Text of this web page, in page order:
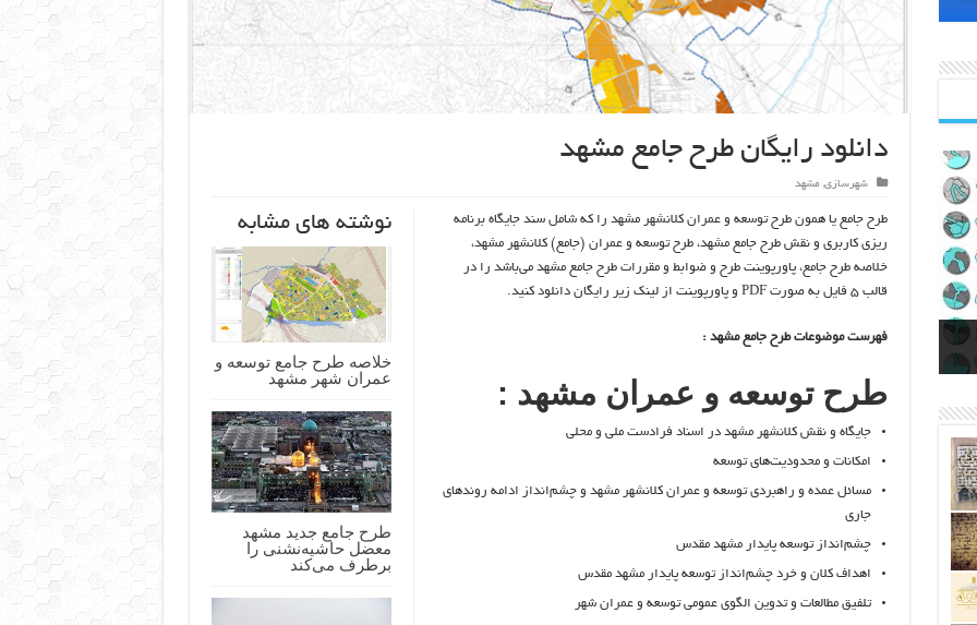
دانلود رایگان طرح جامع مشهد
شهرسازی, مشهد
نوشته های مشابه
خلاصه طرح جامع توسعه و
عمران شهر مشهد
طرح جامع جدید مشهد
معضل حاشیه‌نشنی را
برطرف می‌کند
طرح جامع یا همون طرح توسعه و عمران کلانشهر مشهد را که شامل سند جایگاه برنامه
ریزی کاربری و نقش طرح جامع مشهد، طرح توسعه و عمران (جامع) کلانشهر مشهد،
خلاصه طرح جامع، پاورپوینت طرح و ضوابط و مقررات طرح جامع مشهد می‌باشد را در
قالب ۵ فایل به صورت PDF و پاورپوینت از لینک زیر رایگان دانلود کنید.
فهرست موضوعات طرح جامع مشهد :
طرح توسعه و عمران مشهد :
جايگاه و نقش كلانشهر مشهد در اسناد فرادست ملي و محلي
امكانات و محدوديت‌هاي توسعه
مسائل عمده و راهبردي توسعه و عمران كلانشهر مشهد و چشم‌انداز ادامه روندهاي
جاري
چشم‌انداز توسعه پايدار مشهد مقدس
اهداف كلان و خرد چشم‌انداز توسعه پايدار مشهد مقدس
تلفيق مطالعات و تدوين الگوي عمومي توسعه و عمران شهر
مالکان اراضی شاهنامه ۳۵